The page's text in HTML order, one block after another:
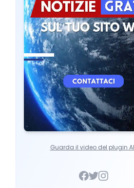
Cultura 7 ago
Franca Ghitti a
Giulia: il quarto
dei Palcoscenici
Guarda il video del plugin